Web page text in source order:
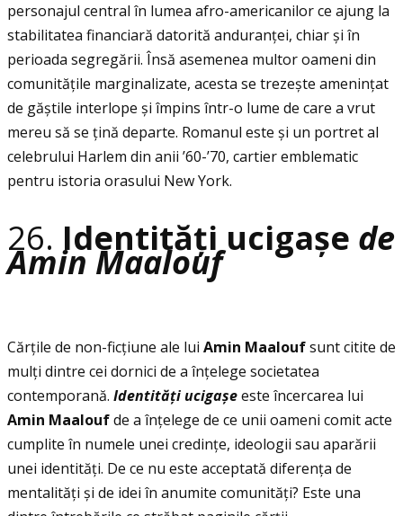
personajul central în lumea afro-americanilor ce ajung la
stabilitatea financiară datorită anduranţei, chiar și în
perioada segregării. Însă asemenea multor oameni din
comunităţile marginalizate, acesta se trezește ameninţat
de găștile interlope și împins într-o lume de care a vrut
mereu să se ţină departe. Romanul este și un portret al
celebrului Harlem din anii ’60-’70, cartier emblematic
pentru istoria orasului New York.
26. Identităţi ucigașe de
Amin Maalouf
Cărţile de non-ficţiune ale lui Amin Maaloufsunt citite de
mulţi dintre cei dornici de a înţelege societatea
contemporană. Identităţi ucigașeeste încercarea lui
Amin Maaloufde a înţelege de ce unii oameni comit acte
cumplite în numele unei credinţe, ideologii sau aparării
unei identităţi. De ce nu este acceptată diferenţa de
mentalităţi și de idei în anumite comunităţi? Este una